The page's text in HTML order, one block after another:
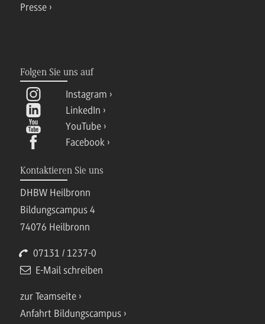
Presse
Folgen Sie uns auf
Instagram
LinkedIn
YouTube
Facebook
Kontaktieren Sie uns
DHBW Heilbronn
Bildungscampus 4
74076 Heilbronn
07131 / 1237-0
E-Mail schreiben
zur Teamseite
Anfahrt Bildungscampus